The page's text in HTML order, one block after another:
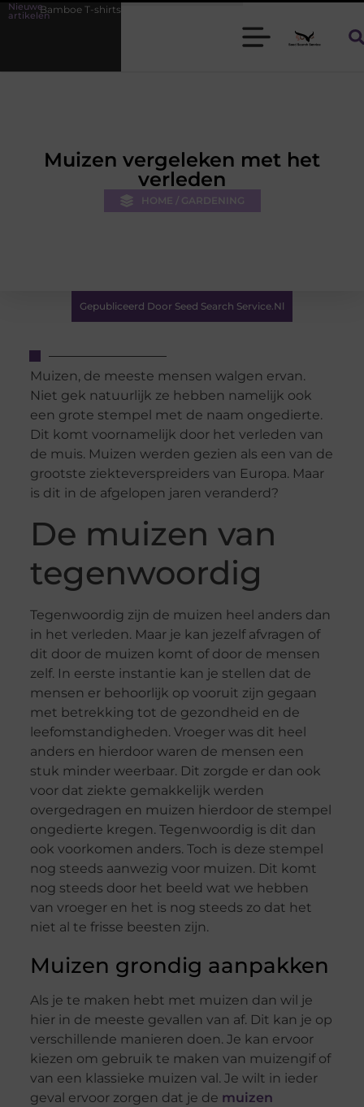
Nieuwe
artikelen
shirts voor heren die koel blijven
Muizen vergeleken met het
verleden
HOME / GARDENING
Gepubliceerd Door Seed Search Service.nl
Muizen, de meeste mensen walgen ervan.
Niet gek natuurlijk ze hebben namelijk ook
een grote stempel met de naam ongedierte.
Dit komt voornamelijk door het verleden van
de muis. Muizen werden gezien als een van de
grootste ziekteverspreiders van Europa. Maar
is dit in de afgelopen jaren veranderd?
De muizen van
tegenwoordig
Tegenwoordig zijn de muizen heel anders dan
in het verleden. Maar je kan jezelf afvragen of
dit door de muizen komt of door de mensen
zelf. In eerste instantie kan je stellen dat de
mensen er behoorlijk op vooruit zijn gegaan
met betrekking tot de gezondheid en de
leefomstandigheden. Vroeger was dit heel
anders en hierdoor waren de mensen een
stuk minder weerbaar. Dit zorgde er dan ook
voor dat ziekte gemakkelijk werden
overgedragen en muizen hierdoor de stempel
ongedierte kregen. Tegenwoordig is dit dan
ook voorkomen anders. Toch is deze stempel
nog steeds aanwezig voor muizen. Dit komt
nog steeds door het beeld wat we hebben
van vroeger en het is nog steeds zo dat het
niet al te frisse beesten zijn.
Muizen grondig aanpakken
Als je te maken hebt met muizen dan wil je
hier in de meeste gevallen van af. Dit kan je op
verschillende manieren doen. Je kan ervoor
kiezen om gebruik te maken van muizengif of
van een klassieke muizen val. Je wilt in ieder
geval ervoor zorgen dat je de muizen